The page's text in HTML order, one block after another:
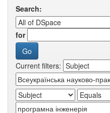
Search:
for
Current filters: